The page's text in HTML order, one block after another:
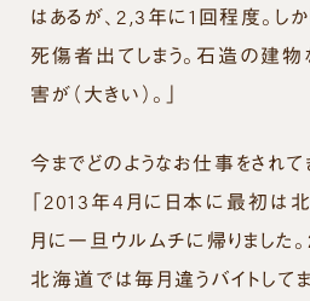
はあるが、2,3年に1回程度。し
死傷者出てしまう。石造の建物
害が（大きい）。」
今までどのようなお仕事をされて
「2013年4月に日本に最初は
月に一旦ウルムチに帰りました
北海道では毎月違うバイトして